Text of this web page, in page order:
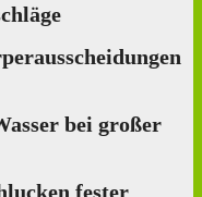
bei großer
fester